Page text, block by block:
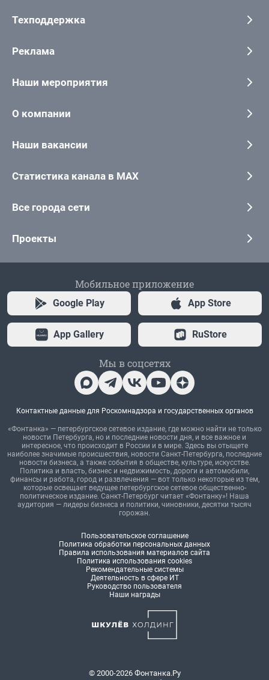
Техподдержка
Реклама
Наши мероприятия
О компании
Наши вакансии
Статистика канала в MAX
Все города сети
Проекты
Мобильное приложение
Google Play App Store
App Gallery RuStore
Мы в соцсетях
Контактные данные для Роскомнадзора и государственных органов
«Фонтанка» — петербургское сетевое издание, где можно найти не только
новости Петербурга, но и последние новости дня, и все важное и
интересное, что происходит в России и в мире. Здесь вы отыщете
наиболее значимые происшествия, новости Санкт-Петербурга, последние
новости бизнеса, а также события в обществе, культуре, искусстве.
Политика и власть, бизнес и недвижимость, дороги и автомобили,
финансы и работа, город и развлечения — вот только некоторые из тем,
которые освещает ведущее петербургское сетевое общественно-
политическое издание. Санкт-Петербург читает «Фонтанку»! Наша
аудитория — лидеры бизнеса и политики, чиновники, десятки тысяч
горожан.
Пользовательское соглашение
Политика обработки персональных данных
Правила использования материалов сайта
Политика использования cookies
Рекомендательные системы
Деятельность в сфере ИТ
Руководство пользователя
Наши награды
© 2000-2026 Фонтанка.Ру